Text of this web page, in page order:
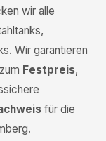
wir alle
Wir garantieren
Festpreis,
für die